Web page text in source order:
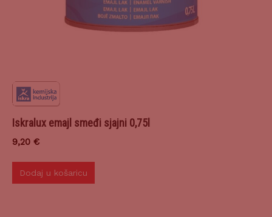
Iskralux emajl smeđi sjajni 0,75l
9,20 €
Dodaj u košaricu